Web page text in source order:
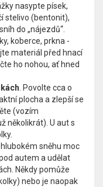
nasypte písek,
stelivo (bentonit),
do „nájezdů“.
koberce, prkna -
materiál před hnací
ho nohou, ať hned
. Povolte cca o
plocha a zlepší se
(vozím
několikrát). U aut s
sněhu moc
autem a udělat
Někdy pomůže
nebo je naopak